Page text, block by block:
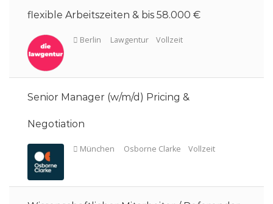
flexible Arbeitszeiten & bis 58.000 €
Senior Manager (w/m/d) Pricing &
Negotiation